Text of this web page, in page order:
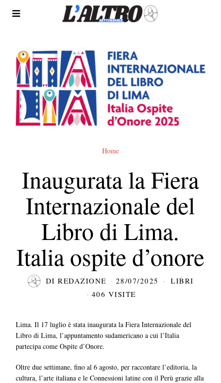
Home
Inaugurata la Fiera
Internazionale del
Libro di Lima.
Italia ospite d’onore
DIREDAZIONE 28/07/2025
LIBRI
406 VISITE
Lima. Il 17 luglio è statainaugurata la Fiera Internazionale del
Libro di Lima, l’appuntamento sudamericano a cui l’Italia
partecipa come Ospite d’Onore.
Oltre due settimane, fino al 6 agosto, per raccontare l’editoria, la
cultura, l’arte italiana e le Connessioni latine con il Perù grazie alla